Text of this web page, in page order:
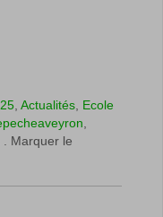
Actualités Ecole
. Marquer le